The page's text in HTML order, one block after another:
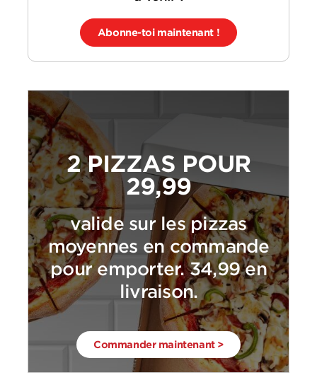
Abonne-toi maintenant !
2 PIZZAS POUR
29,99
valide sur les pizzas
moyennes en commande
pour emporter. 34,99 en
livraison.
Commander maintenant >